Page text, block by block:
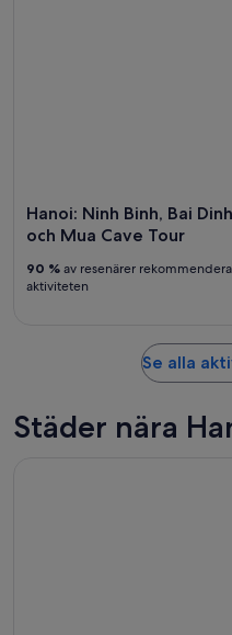
Hanoi: Ninh Binh, Bai
och Mua Cave Tour
90 % av resenärer
aktiviteten
Se alla
Städer nära